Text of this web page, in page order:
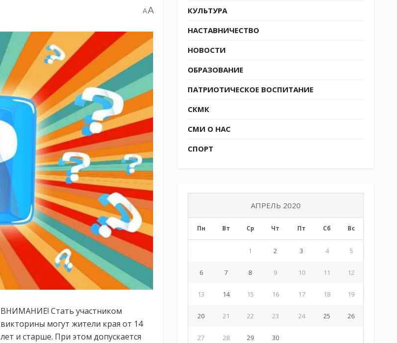
AA
ВНИМАНИЕ! Стать участником
викторины могут жители края от 14
лет и старше. При этом допускается
КУЛЬТУРА
НАСТАВНИЧЕСТВО
НОВОСТИ
ОБРАЗОВАНИЕ
ПАТРИОТИЧЕСКОЕ ВОСПИТАНИЕ
СКМК
СМИ О НАС
СПОРТ
АПРЕЛЬ 2020
Пн Вт Ср Чт Пт Сб Вс
1 2 3 4 5
6 7 8 9 10 11 12
13 14 15 16 17 18 19
20 21 22 23 24 25 26
27 28 29 30